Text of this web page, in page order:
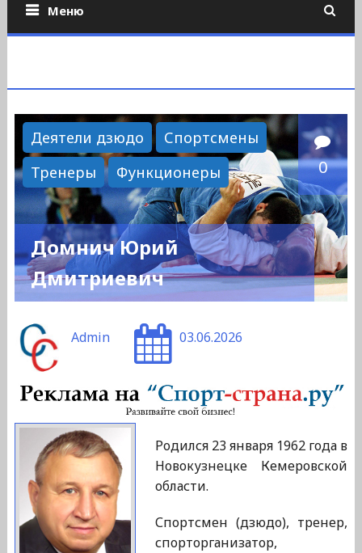
Меню
Деятели дзюдо
Спортсмены
Тренеры
Функционеры 0
Домнич Юрий
Дмитриевич
Admin 03.06.2026
Родился 23 января 1962 года в
Новокузнецке Кемеровской
области.
Спортсмен (дзюдо), тренер,
спорторганизатор,